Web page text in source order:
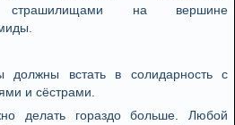
страшилищами на вершине
должны встать в солидарность с
и сёстрами.
делать гораздо больше. Любой